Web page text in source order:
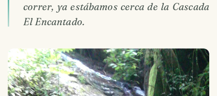
correr, ya estábamos cerca de la Cascada
El Encantado.